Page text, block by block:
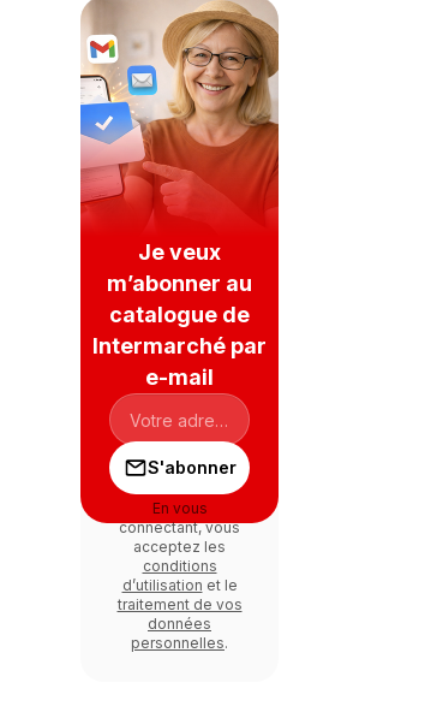
Je veux
m’abonner au
catalogue de
Intermarché par
e-mail
S'abonner
En vous
connectant, vous
acceptez les
conditions
d’utilisation et le
traitement de vos
données
personnelles.